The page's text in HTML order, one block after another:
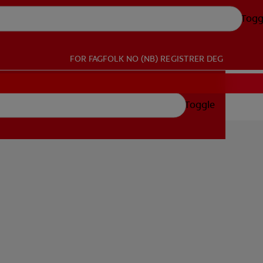
FOR FAGFOLK NO (NB) REGISTRER DEG
Toggle